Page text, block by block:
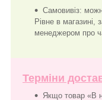
Самовивіз:
Рівне в магазині,
менеджером про
Терміни
Якщо товар «В